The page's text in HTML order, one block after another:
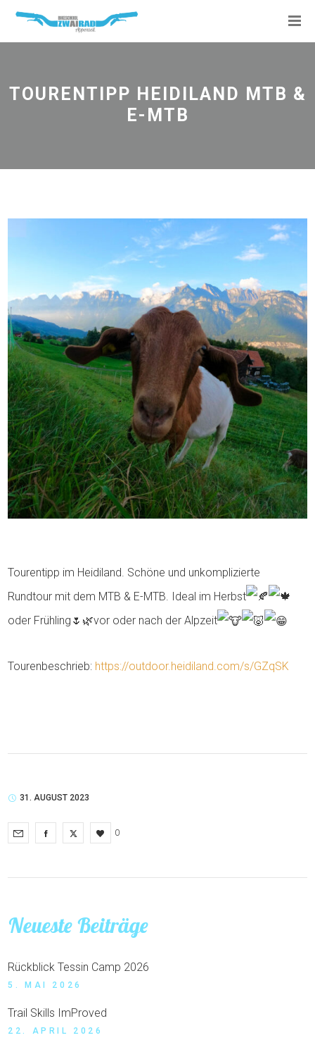
TOURENTIPP HEIDILAND MTB &
E-MTB
Tourentipp im Heidiland. Schöne und unkomplizierte
Rundtour mit dem MTB & E-MTB. Ideal im Herbst
oder Frühling🌷🌿vor oder nach der Alpzeit
Tourenbeschrieb: https://outdoor.heidiland.com/s/GZqSK
31. AUGUST 2023
0
Neueste Beiträge
Rückblick Tessin Camp 2026
5. MAI 2026
Trail Skills ImProved
22. APRIL 2026